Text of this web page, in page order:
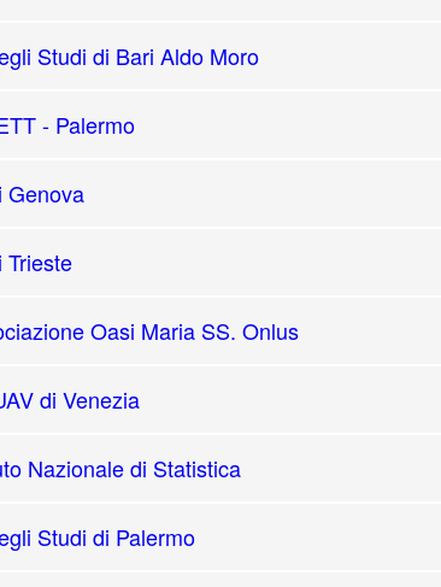
Studi di Bari Aldo Moro
- Palermo
Genova
Trieste
Oasi Maria SS. Onlus
di Venezia
Nazionale di Statistica
Studi di Palermo